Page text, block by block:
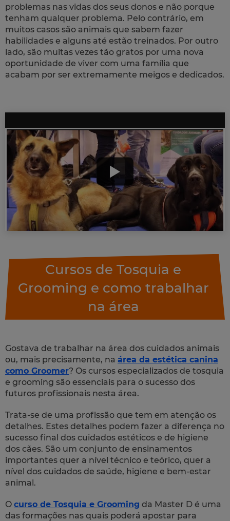
problemas nas vidas dos seus donos e não porque
tenham qualquer problema. Pelo contrário, em
muitos casos são animais que sabem fazer
habilidades e alguns até estão treinados. Por outro
lado, são muitas vezes tão gratos por uma nova
oportunidade de viver com uma família que
acabam por ser extremamente meigos e dedicados.
Cursos de Tosquia e
Grooming e como trabalhar
na área
Gostava de trabalhar na área dos cuidados animais
ou, mais precisamente, na área da estética canina
como Groomer? Os cursos especializados de tosquia
e grooming são essenciais para o sucesso dos
futuros profissionais nesta área.
Trata-se de uma profissão que tem em atenção os
detalhes. Estes detalhes podem fazer a diferença no
sucesso final dos cuidados estéticos e de higiene
dos cães. São um conjunto de ensinamentos
importantes quer a nível técnico e teórico, quer a
nível dos cuidados de saúde, higiene e bem-estar
animal.
O curso de Tosquia e Grooming da Master D é uma
das formações nas quais poderá apostar para